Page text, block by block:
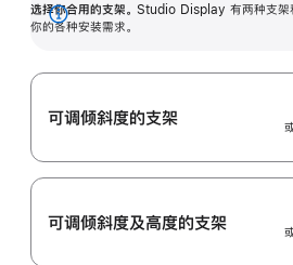
选择你合用的支架。 Studio Display 有两种支架
你的各种安装需求。
展
可调倾斜度的支架
可调倾斜度及高‍度的支‍架